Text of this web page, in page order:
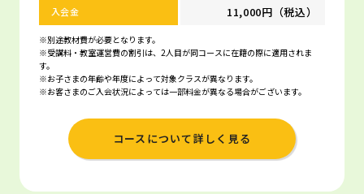
入会金 11,000円（税込）
※別途教材費が必要となります。
※受講料・教室運営費の割引は、2人目が同コースに在籍の際に適用されま
す。
※お子さまの年齢や年度によって対象クラスが異なります。
※お客さまのご入会状況によっては一部料金が異なる場合がございます。
コースについて詳しく見る